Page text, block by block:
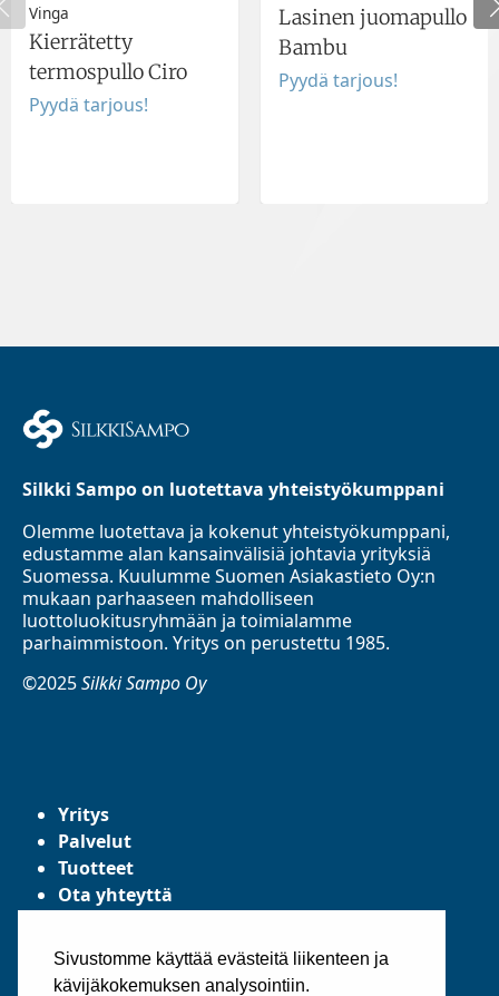
Sivustomme käyttää evästeitä liikenteen ja
kävijäkokemuksen analysointiin.
Vinga
Kierrätetty
termospullo Ciro
Pyydä tarjous!
Lasinen juomapullo
Bambu
Pyydä tarjous!
Silkki Sampo on luotettava yhteistyökumppani
Olemme luotettava ja kokenut yhteistyökumppani,
edustamme alan kansainvälisiä johtavia yrityksiä
Suomessa. Kuulumme Suomen Asiakastieto Oy:n
mukaan parhaaseen mahdolliseen
luottoluokitusryhmään ja toimialamme
parhaimmistoon. Yritys on perustettu 1985.
©2025Silkki Sampo Oy
Yritys
Palvelut
Tuotteet
Ota yhteyttä
Yleiset toimitusehdot